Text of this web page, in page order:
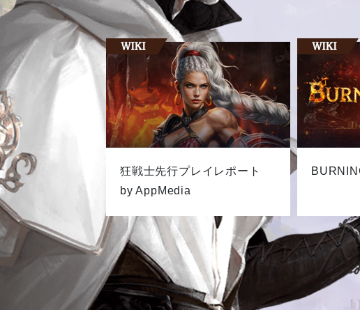
狂戦士先行プレイレポート
by AppMedia